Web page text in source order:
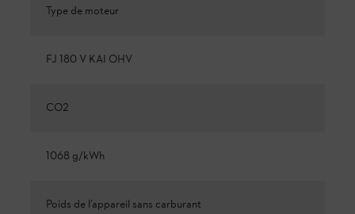
Type de moteur
FJ 180 V KAI OHV
CO2
1068 g/kWh
Poids de l’appareil sans carburant